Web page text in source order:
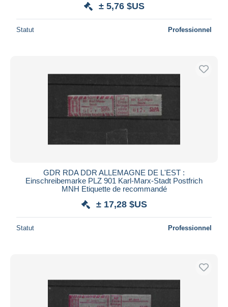
± 5,76 $US
Statut Professionnel
GDR RDA DDR ALLEMAGNE DE L'EST :
Einschreibemarke PLZ 901 Karl-Marx-Stadt Postfrich
MNH Etiquette de recommandé
± 17,28 $US
Statut Professionnel